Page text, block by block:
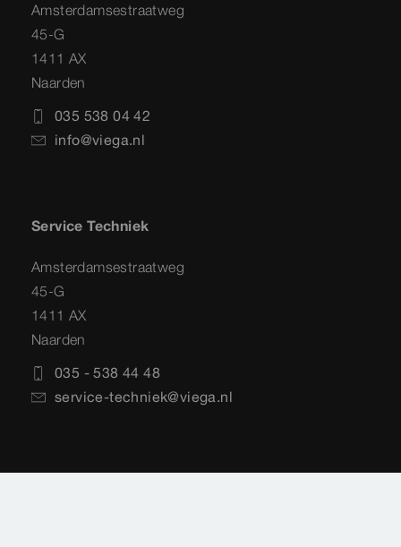
Amsterdamsestraatweg
45-G
1411 AX
Naarden
035 538 04 42
info@viega.nl
Service Techniek
Amsterdamsestraatweg
45-G
1411 AX
Naarden
035 - 538 44 48
service-techniek@viega.nl